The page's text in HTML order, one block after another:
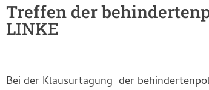
Treffen der
LINKE
Bei der Klausurtagung der